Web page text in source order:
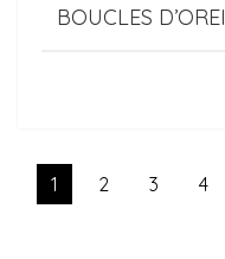
BOUCLES
1 2 3 4